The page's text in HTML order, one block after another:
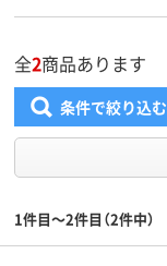
全2商品あります
条件で絞り込む
1件目～2件目（2件中）